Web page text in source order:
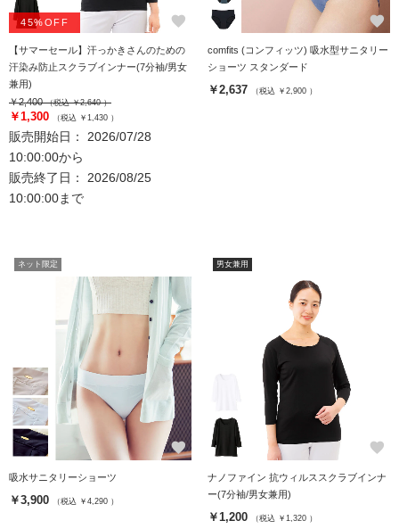
45%OFF favorite
【サマーセール】汗っかきさんのための
汗染み防止スクラブインナー(7分袖/男女
兼用)
￥2,400（税込 ￥2,640 ）
￥1,300 （税込 ￥1,430 ）
販売開始日： 2026/07/28
10:00:00から
販売終了日： 2026/08/25
10:00:00まで
favorite
comfits (コンフィッツ) 吸水型サニタリー
ショーツ スタンダード
￥2,637 （税込 ￥2,900 ）
ネット限定
favorite
吸水サニタリーショーツ
￥3,900 （税込 ￥4,290 ）
男女兼用
favorite
ナノファイン 抗ウィルススクラブインナ
ー(7分袖/男女兼用)
￥1,200 （税込 ￥1,320 ）